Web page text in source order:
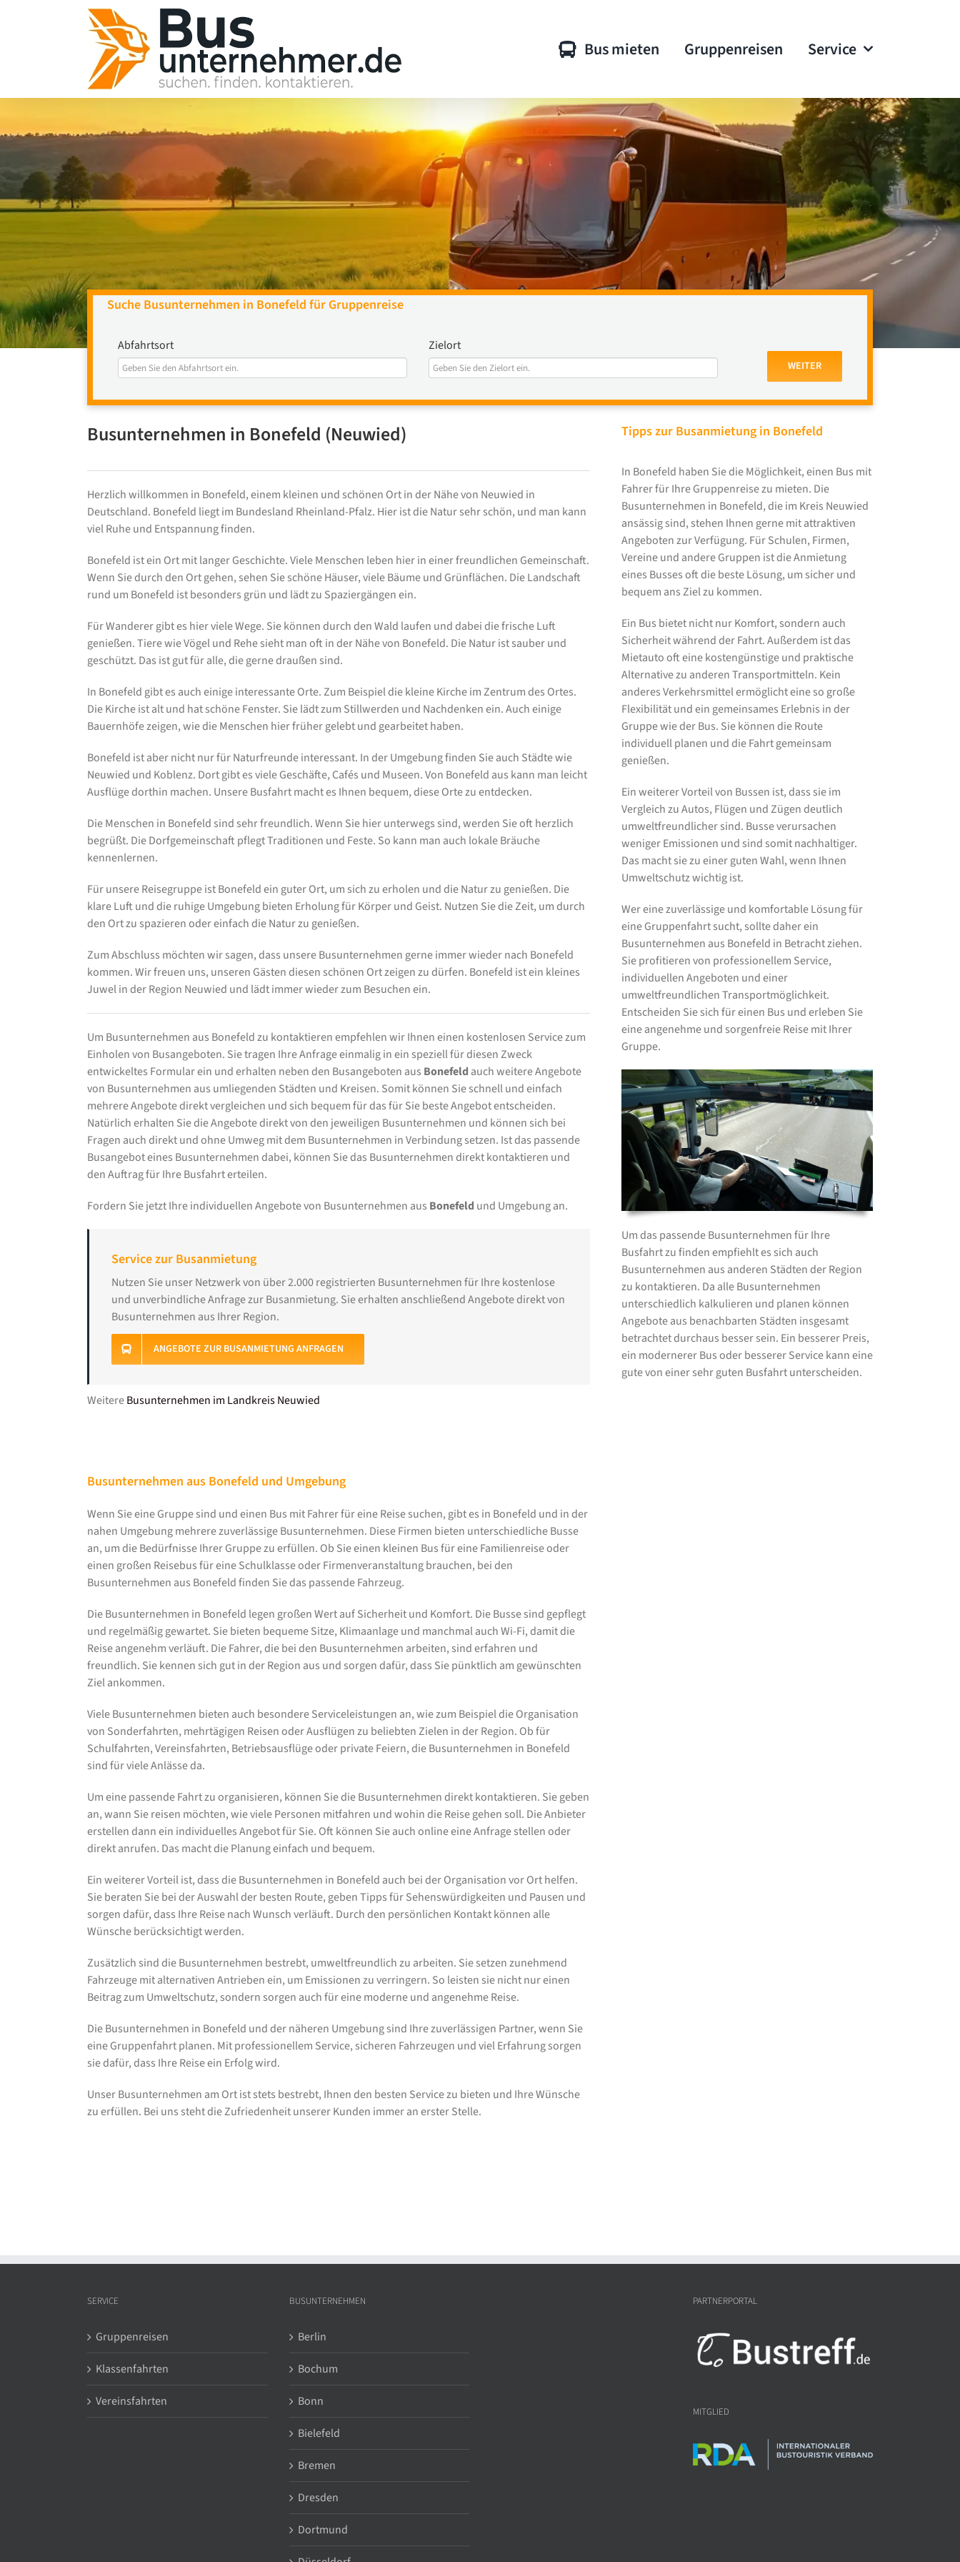
Bus mieten Gruppenreisen Service
Suche Busunternehmen in Bonefeld für Gruppenreise
Abfahrtsort Zielort
WEITER
Busunternehmen in Bonefeld (Neuwied)
Herzlich willkommen in Bonefeld, einem kleinen und schönen Ort in der Nähe von Neuwied in
Deutschland. Bonefeld liegt im Bundesland Rheinland-Pfalz. Hier ist die Natur sehr schön, und man kann
viel Ruhe und Entspannung finden.
Bonefeld ist ein Ort mit langer Geschichte. Viele Menschen leben hier in einer freundlichen Gemeinschaft.
Wenn Sie durch den Ort gehen, sehen Sie schöne Häuser, viele Bäume und Grünflächen. Die Landschaft
rund um Bonefeld ist besonders grün und lädt zu Spaziergängen ein.
Für Wanderer gibt es hier viele Wege. Sie können durch den Wald laufen und dabei die frische Luft
genießen. Tiere wie Vögel und Rehe sieht man oft in der Nähe von Bonefeld. Die Natur ist sauber und
geschützt. Das ist gut für alle, die gerne draußen sind.
In Bonefeld gibt es auch einige interessante Orte. Zum Beispiel die kleine Kirche im Zentrum des Ortes.
Die Kirche ist alt und hat schöne Fenster. Sie lädt zum Stillwerden und Nachdenken ein. Auch einige
Bauernhöfe zeigen, wie die Menschen hier früher gelebt und gearbeitet haben.
Bonefeld ist aber nicht nur für Naturfreunde interessant. In der Umgebung finden Sie auch Städte wie
Neuwied und Koblenz. Dort gibt es viele Geschäfte, Cafés und Museen. Von Bonefeld aus kann man leicht
Ausflüge dorthin machen. Unsere Busfahrt macht es Ihnen bequem, diese Orte zu entdecken.
Die Menschen in Bonefeld sind sehr freundlich. Wenn Sie hier unterwegs sind, werden Sie oft herzlich
begrüßt. Die Dorfgemeinschaft pflegt Traditionen und Feste. So kann man auch lokale Bräuche
kennenlernen.
Für unsere Reisegruppe ist Bonefeld ein guter Ort, um sich zu erholen und die Natur zu genießen. Die
klare Luft und die ruhige Umgebung bieten Erholung für Körper und Geist. Nutzen Sie die Zeit, um durch
den Ort zu spazieren oder einfach die Natur zu genießen.
Zum Abschluss möchten wir sagen, dass unsere Busunternehmen gerne immer wieder nach Bonefeld
kommen. Wir freuen uns, unseren Gästen diesen schönen Ort zeigen zu dürfen. Bonefeld ist ein kleines
Juwel in der Region Neuwied und lädt immer wieder zum Besuchen ein.
Um Busunternehmen aus Bonefeld zu kontaktieren empfehlen wir Ihnen einen kostenlosen Service zum
Einholen von Busangeboten. Sie tragen Ihre Anfrage einmalig in ein speziell für diesen Zweck
entwickeltes Formular ein und erhalten neben den Busangeboten aus Bonefeld auch weitere Angebote
von Busunternehmen aus umliegenden Städten und Kreisen. Somit können Sie schnell und einfach
mehrere Angebote direkt vergleichen und sich bequem für das für Sie beste Angebot entscheiden.
Natürlich erhalten Sie die Angebote direkt von den jeweiligen Busunternehmen und können sich bei
Fragen auch direkt und ohne Umweg mit dem Busunternehmen in Verbindung setzen. Ist das passende
Busangebot eines Busunternehmen dabei, können Sie das Busunternehmen direkt kontaktieren und
den Auftrag für Ihre Busfahrt erteilen.
Fordern Sie jetzt Ihre individuellen Angebote von Busunternehmen aus Bonefeld und Umgebung an.
Service zur Busanmietung
Nutzen Sie unser Netzwerk von über 2.000 registrierten Busunternehmen für Ihre kostenlose
und unverbindliche Anfrage zur Busanmietung. Sie erhalten anschließend Angebote direkt von
Busunternehmen aus Ihrer Region.
ANGEBOTE ZUR BUSANMIETUNG ANFRAGEN
WeitereBusunternehmen im Landkreis Neuwied
Busunternehmen aus Bonefeld und Umgebung
Wenn Sie eine Gruppe sind und einen Bus mit Fahrer für eine Reise suchen, gibt es in Bonefeld und in der
nahen Umgebung mehrere zuverlässige Busunternehmen. Diese Firmen bieten unterschiedliche Busse
an, um die Bedürfnisse Ihrer Gruppe zu erfüllen. Ob Sie einen kleinen Bus für eine Familienreise oder
einen großen Reisebus für eine Schulklasse oder Firmenveranstaltung brauchen, bei den
Busunternehmen aus Bonefeld finden Sie das passende Fahrzeug.
Die Busunternehmen in Bonefeld legen großen Wert auf Sicherheit und Komfort. Die Busse sind gepflegt
und regelmäßig gewartet. Sie bieten bequeme Sitze, Klimaanlage und manchmal auch Wi-Fi, damit die
Reise angenehm verläuft. Die Fahrer, die bei den Busunternehmen arbeiten, sind erfahren und
freundlich. Sie kennen sich gut in der Region aus und sorgen dafür, dass Sie pünktlich am gewünschten
Ziel ankommen.
Viele Busunternehmen bieten auch besondere Serviceleistungen an, wie zum Beispiel die Organisation
von Sonderfahrten, mehrtägigen Reisen oder Ausflügen zu beliebten Zielen in der Region. Ob für
Schulfahrten, Vereinsfahrten, Betriebsausflüge oder private Feiern, die Busunternehmen in Bonefeld
sind für viele Anlässe da.
Um eine passende Fahrt zu organisieren, können Sie die Busunternehmen direkt kontaktieren. Sie geben
an, wann Sie reisen möchten, wie viele Personen mitfahren und wohin die Reise gehen soll. Die Anbieter
erstellen dann ein individuelles Angebot für Sie. Oft können Sie auch online eine Anfrage stellen oder
direkt anrufen. Das macht die Planung einfach und bequem.
Ein weiterer Vorteil ist, dass die Busunternehmen in Bonefeld auch bei der Organisation vor Ort helfen.
Sie beraten Sie bei der Auswahl der besten Route, geben Tipps für Sehenswürdigkeiten und Pausen und
sorgen dafür, dass Ihre Reise nach Wunsch verläuft. Durch den persönlichen Kontakt können alle
Wünsche berücksichtigt werden.
Zusätzlich sind die Busunternehmen bestrebt, umweltfreundlich zu arbeiten. Sie setzen zunehmend
Fahrzeuge mit alternativen Antrieben ein, um Emissionen zu verringern. So leisten sie nicht nur einen
Beitrag zum Umweltschutz, sondern sorgen auch für eine moderne und angenehme Reise.
Die Busunternehmen in Bonefeld und der näheren Umgebung sind Ihre zuverlässigen Partner, wenn Sie
eine Gruppenfahrt planen. Mit professionellem Service, sicheren Fahrzeugen und viel Erfahrung sorgen
sie dafür, dass Ihre Reise ein Erfolg wird.
Unser Busunternehmen am Ort ist stets bestrebt, Ihnen den besten Service zu bieten und Ihre Wünsche
zu erfüllen. Bei uns steht die Zufriedenheit unserer Kunden immer an erster Stelle.
Tipps zur Busanmietung in Bonefeld
In Bonefeld haben Sie die Möglichkeit, einen Bus mit
Fahrer für Ihre Gruppenreise zu mieten. Die
Busunternehmen in Bonefeld, die im Kreis Neuwied
ansässig sind, stehen Ihnen gerne mit attraktiven
Angeboten zur Verfügung. Für Schulen, Firmen,
Vereine und andere Gruppen ist die Anmietung
eines Busses oft die beste Lösung, um sicher und
bequem ans Ziel zu kommen.
Ein Bus bietet nicht nur Komfort, sondern auch
Sicherheit während der Fahrt. Außerdem ist das
Mietauto oft eine kostengünstige und praktische
Alternative zu anderen Transportmitteln. Kein
anderes Verkehrsmittel ermöglicht eine so große
Flexibilität und ein gemeinsames Erlebnis in der
Gruppe wie der Bus. Sie können die Route
individuell planen und die Fahrt gemeinsam
genießen.
Ein weiterer Vorteil von Bussen ist, dass sie im
Vergleich zu Autos, Flügen und Zügen deutlich
umweltfreundlicher sind. Busse verursachen
weniger Emissionen und sind somit nachhaltiger.
Das macht sie zu einer guten Wahl, wenn Ihnen
Umweltschutz wichtig ist.
Wer eine zuverlässige und komfortable Lösung für
eine Gruppenfahrt sucht, sollte daher ein
Busunternehmen aus Bonefeld in Betracht ziehen.
Sie profitieren von professionellem Service,
individuellen Angeboten und einer
umweltfreundlichen Transportmöglichkeit.
Entscheiden Sie sich für einen Bus und erleben Sie
eine angenehme und sorgenfreie Reise mit Ihrer
Gruppe.
Um das passende Busunternehmen für Ihre
Busfahrt zu finden empfiehlt es sich auch
Busunternehmen aus anderen Städten der Region
zu kontaktieren. Da alle Busunternehmen
unterschiedlich kalkulieren und planen können
Angebote aus benachbarten Städten insgesamt
betrachtet durchaus besser sein. Ein besserer Preis,
ein modernerer Bus oder besserer Service kann eine
gute von einer sehr guten Busfahrt unterscheiden.
SERVICE
Gruppenreisen
Klassenfahrten
Vereinsfahrten
BUSUNTERNEHMEN
Berlin
Bochum
Bonn
Bielefeld
Bremen
Dresden
Dortmund
PARTNERPORTAL
MITGLIED